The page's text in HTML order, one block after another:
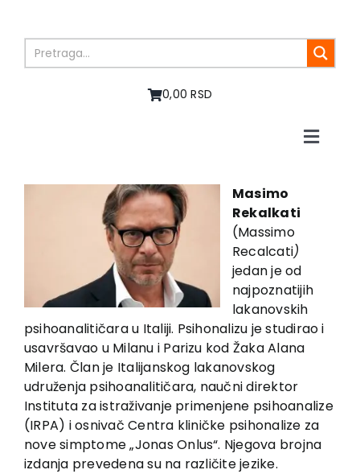
content
0,00 RSD
Toggle
Authors
EU PROJECTS
Contact
Masimo
Rekalkati
(Massimo
Recalcati)
jedan je od
najpoznatijih
lakanovskih
psihoanalitičara u Italiji. Psihonalizu je studirao i
usavršavao u Milanu i Parizu kod Žaka Alana
Milera. Član je Italijanskog lakanovskog
udruženja psihoanalitičara, naučni direktor
Instituta za istraživanje primenjene psihoanalize
(IRPA) i osnivač Centra kliničke psihonalize za
nove simptome „Jonas Onlus“. Njegova brojna
izdanja prevedena su na različite jezike.